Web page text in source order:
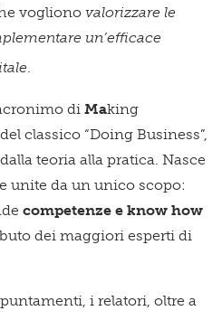
vogliono valorizzare le
un’efficace
di Making
classico “Doing Business”,
teoria alla pratica. Nasce
unite da un unico scopo:
competenze e know how
dei maggiori esperti di
i relatori, oltre a